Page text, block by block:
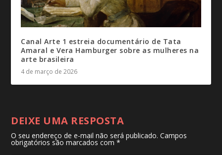
Canal Arte 1 estreia documentário de Tata
Amaral e Vera Hamburger sobre as mulheres na
arte brasileira
4 de março de 2026
DEIXE UMA RESPOSTA
O seu endereço de e-mail não será publicado. Campos
obrigatórios são marcados com*